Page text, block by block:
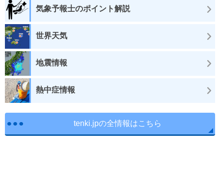
気象予報士のポイント解説
世界天気
地震情報
熱中症情報
tenki.jpの全情報はこちら